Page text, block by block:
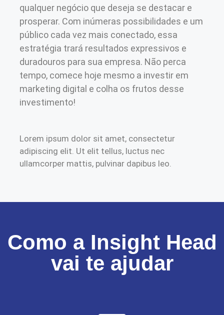
qualquer negócio que deseja se destacar e
prosperar. Com inúmeras possibilidades e um
público cada vez mais conectado, essa
estratégia trará resultados expressivos e
duradouros para sua empresa. Não perca
tempo, comece hoje mesmo a investir em
marketing digital e colha os frutos desse
investimento!
Lorem ipsum dolor sit amet, consectetur
adipiscing elit. Ut elit tellus, luctus nec
ullamcorper mattis, pulvinar dapibus leo.
Como a Insight Head
vai te ajudar